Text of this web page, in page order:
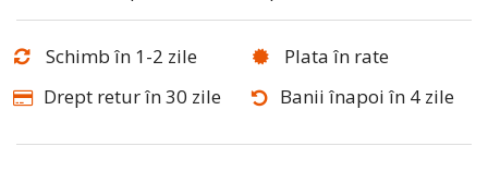
Schimb în 1-2 zile
Plata în rate
Drept retur în 30 zile
Banii înapoi în 4 zile